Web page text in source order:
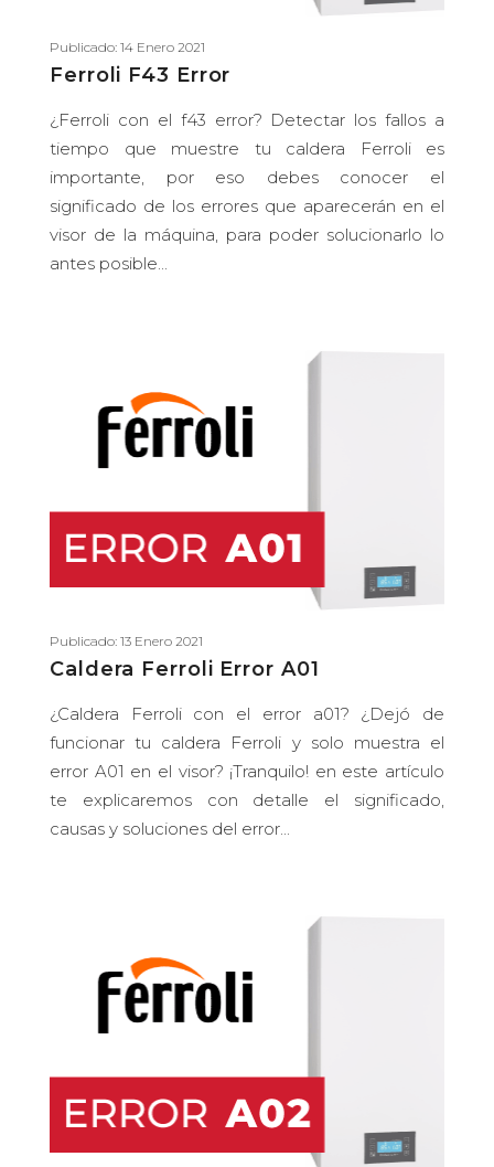
Publicado: 14 Enero 2021
Ferroli F43 Error
¿Ferroli con el f43 error? Detectar los fallos a
tiempo que muestre tu caldera Ferroli es
importante, por eso debes conocer el
significado de los errores que aparecerán en el
visor de la máquina, para poder solucionarlo lo
antes posible...
Publicado: 13 Enero 2021
Caldera Ferroli Error A01
¿Caldera Ferroli con el error a01? ¿Dejó de
funcionar tu caldera Ferroli y solo muestra el
error A01 en el visor? ¡Tranquilo! en este artículo
te explicaremos con detalle el significado,
causas y soluciones del error...